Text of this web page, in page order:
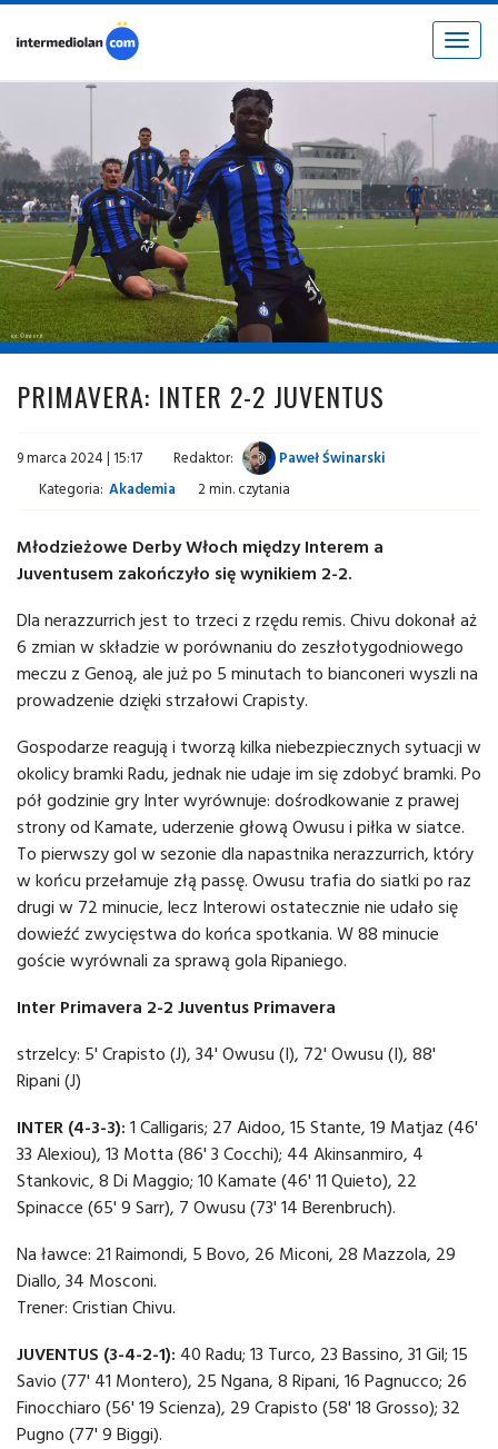
Toggle
fot. © inter.it
PRIMAVERA: INTER 2-2 JUVENTUS
9 marca 2024 | 15:17 Redaktor:
Paweł Świnarski
Kategoria: Akademia 2 min. czytania
Młodzieżowe Derby Włoch między Interem a
Juventusem zakończyło się wynikiem 2-2.
Dla nerazzurrich jest to trzeci z rzędu remis. Chivu dokonał aż
6 zmian w składzie w porównaniu do zeszłotygodniowego
meczu z Genoą, ale już po 5 minutach to bianconeri wyszli na
prowadzenie dzięki strzałowi Crapisty.
Gospodarze reagują i tworzą kilka niebezpiecznych sytuacji w
okolicy bramki Radu, jednak nie udaje im się zdobyć bramki. Po
pół godzinie gry Inter wyrównuje: dośrodkowanie z prawej
strony od Kamate, uderzenie głową Owusu i piłka w siatce.
To pierwszy gol w sezonie dla napastnika nerazzurrich, który
w końcu przełamuje złą passę. Owusu trafia do siatki po raz
drugi w 72 minucie, lecz Interowi ostatecznie nie udało się
dowieźć zwycięstwa do końca spotkania. W 88 minucie
goście wyrównali za sprawą gola Ripaniego.
Inter Primavera 2-2 Juventus Primavera
strzelcy: 5' Crapisto (J), 34' Owusu (I), 72' Owusu (I), 88'
Ripani (J)
INTER (4-3-3): 1 Calligaris; 27 Aidoo, 15 Stante, 19 Matjaz (46'
33 Alexiou), 13 Motta (86' 3 Cocchi); 44 Akinsanmiro, 4
Stankovic, 8 Di Maggio; 10 Kamate (46' 11 Quieto), 22
Spinacce (65' 9 Sarr), 7 Owusu (73' 14 Berenbruch).
Na ławce: 21 Raimondi, 5 Bovo, 26 Miconi, 28 Mazzola, 29
Diallo, 34 Mosconi.
Trener: Cristian Chivu.
JUVENTUS (3-4-2-1): 40 Radu; 13 Turco, 23 Bassino, 31 Gil; 15
Savio (77' 41 Montero), 25 Ngana, 8 Ripani, 16 Pagnucco; 26
Finocchiaro (56' 19 Scienza), 29 Crapisto (58' 18 Grosso); 32
Pugno (77' 9 Biggi).